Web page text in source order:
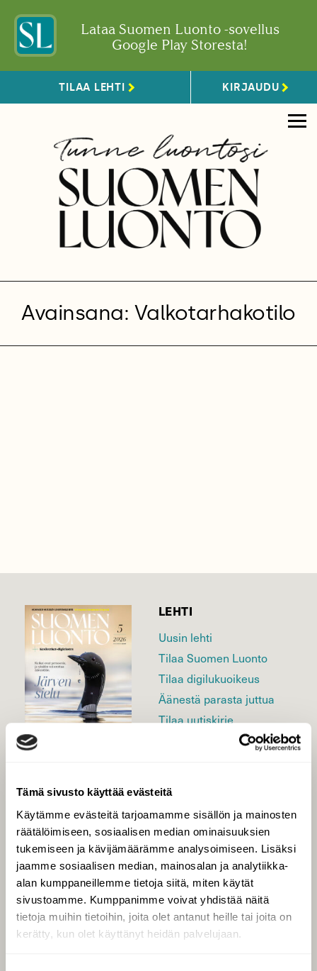
Tämä sivusto käyttää evästeitä
Käytämme evästeitä tarjoamamme sisällön ja mainosten
räätälöimiseen, sosiaalisen median ominaisuuksien
tukemiseen ja kävijämäärämme analysoimiseen. Lisäksi
jaamme sosiaalisen median, mainosalan ja analytiikka-
alan kumppaneillemme tietoja siitä, miten käytät
sivustoamme. Kumppanimme voivat yhdistää näitä
tietoja muihin tietoihin, joita olet antanut heille tai joita on
kerätty, kun olet käyttänyt heidän palvelujaan.
Lataa Suomen Luonto -sovellus
Google Play Storesta!
TILAA LEHTI KIRJAUDU
Avainsana: Valkotarhakotilo
LEHTI
Uusin lehti
Tilaa Suomen Luonto
Tilaa digilukuoikeus
Äänestä parasta juttua
Tilaa uutiskirje
SUOMEN LUONNON­
SUOJELU­LIITTO
Suomen Luonto -lehden
kustantaja onSuomen
luonnonsuojelu­liitto